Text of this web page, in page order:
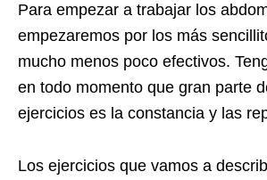
Para empezar a trabajar los
empezaremos por los más
mucho menos poco efectivos.
en todo momento que gran parte
ejercicios es la constancia y las
Los ejercicios que vamos a